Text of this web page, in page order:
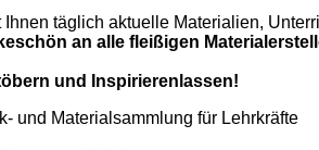
Ihnen täglich aktuelle Materialien,
an alle fleißigen
und Inspirierenlassen!
und Materialsammlung für Lehrkräfte